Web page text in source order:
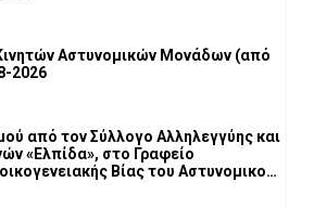
Αστυνομικών Μονάδων (από
2026
από τον Σύλλογο Αλληλεγγύης και
«Ελπίδα», στο Γραφείο
Βίας του Αστυνομικού